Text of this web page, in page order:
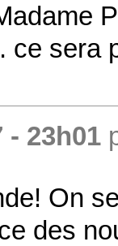
ce sera
- 23h01
On
des